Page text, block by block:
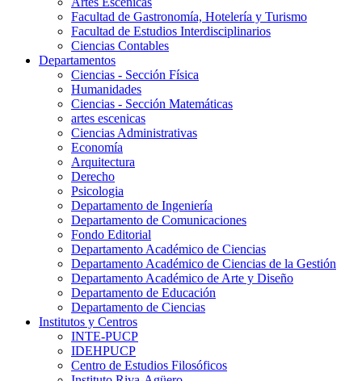
Facultad de Gastronomía, Hotelería y Turismo
Facultad de Estudios Interdisciplinarios
Ciencias Contables
Departamentos
Ciencias - Sección Física
Humanidades
Ciencias - Sección Matemáticas
artes escenicas
Ciencias Administrativas
Economía
Arquitectura
Derecho
Psicologia
Departamento de Ingeniería
Departamento de Comunicaciones
Fondo Editorial
Departamento Académico de Ciencias
Departamento Académico de Ciencias de la Gestión
Departamento Académico de Arte y Diseño
Departamento de Educación
Departamento de Ciencias
Institutos y Centros
INTE-PUCP
IDEHPUCP
Centro de Estudios Filosóficos